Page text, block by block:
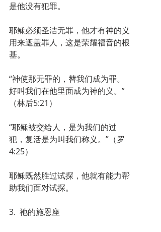
是他没有犯罪。
耶稣必须圣洁无罪，他才有神的义
用来遮盖罪人，这是荣耀福音的根
基。
“神使那无罪的，替我们成为罪。
好叫我们在他里面成为神的义。”
（林后5:21）
“耶稣被交给人，是为我们的过
犯，复活是为叫我们称义。”（罗
4:25）
耶稣既然胜过试探，他就有能力帮
助我们面对试探。
3.  祂的施恩座